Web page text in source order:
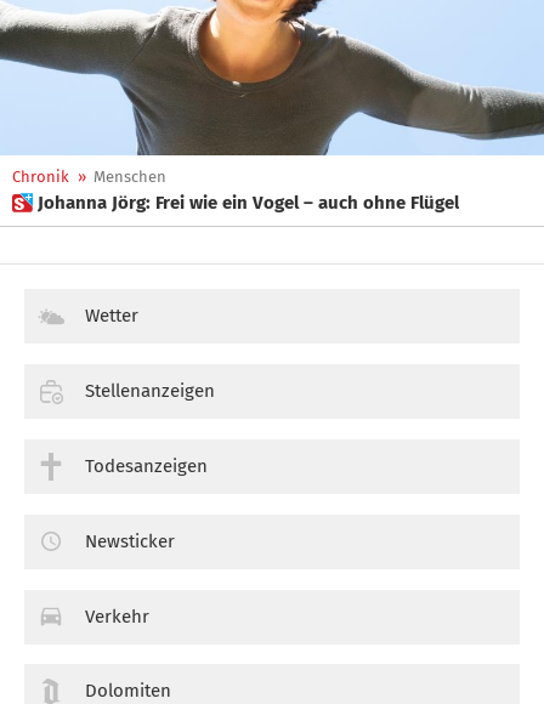
Chronik » Menschen
 Johanna Jörg: Frei wie ein Vogel – auch ohne Flügel
Wetter
Stellenanzeigen
Todesanzeigen
Newsticker
Verkehr
Dolomiten